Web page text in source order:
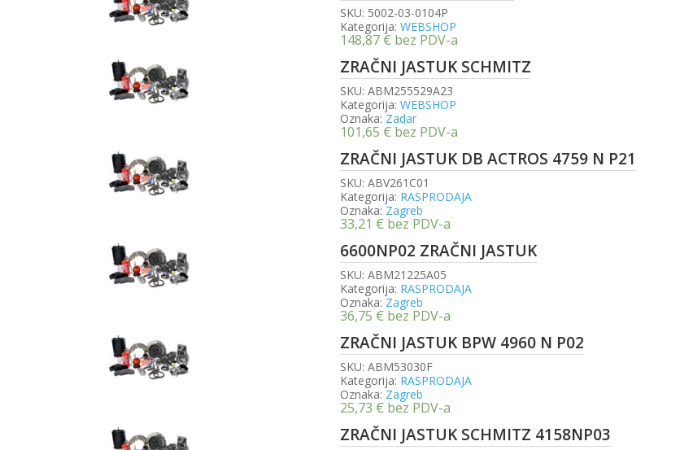
SKU: 5002-03-0104P
Kategorija: WEBSHOP
148,87 € bez PDV-a
ZRAČNI JASTUK SCHMITZ
SKU: ABM255529A23
Kategorija: WEBSHOP
Oznaka: Zadar
101,65 € bez PDV-a
ZRAČNI JASTUK DB ACTROS 4759 N P21
SKU: ABV261C01
Kategorija: RASPRODAJA
Oznaka: Zagreb
33,21 € bez PDV-a
6600NP02 ZRAČNI JASTUK
SKU: ABM21225A05
Kategorija: RASPRODAJA
Oznaka: Zagreb
36,75 € bez PDV-a
ZRAČNI JASTUK BPW 4960 N P02
SKU: ABM53030F
Kategorija: RASPRODAJA
Oznaka: Zagreb
25,73 € bez PDV-a
ZRAČNI JASTUK SCHMITZ 4158NP03